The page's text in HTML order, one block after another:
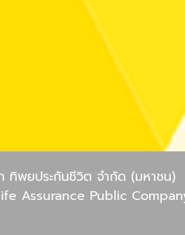
ทิพยประกันชีวิต จำกัด (มหาชน)
Assurance Public